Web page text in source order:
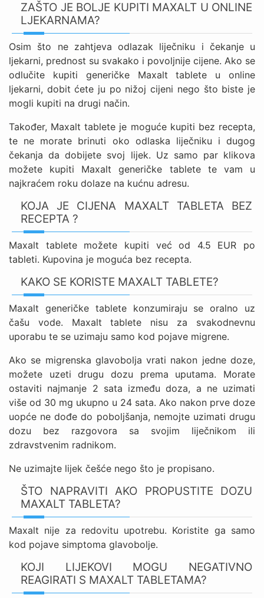
ZAŠTO JE BOLJE KUPITI MAXALT U ONLINE
LJEKARNAMA?
Osim što ne zahtjeva odlazak liječniku i čekanje u
ljekarni, prednost su svakako i povoljnije cijene. Ako se
odlučite kupiti generičke Maxalt tablete u online
ljekarni, dobit ćete ju po nižoj cijeni nego što biste je
mogli kupiti na drugi način.
Također, Maxalt tablete je moguće kupiti bez recepta,
te ne morate brinuti oko odlaska liječniku i dugog
čekanja da dobijete svoj lijek. Uz samo par klikova
možete kupiti Maxalt generičke tablete te vam u
najkraćem roku dolaze na kućnu adresu.
KOJA JE CIJENA MAXALT TABLETA BEZ
RECEPTA ?
Maxalt tablete možete kupiti već od 4.5 EUR po
tableti. Kupovina je moguća bez recepta.
KAKO SE KORISTE MAXALT TABLETE?
Maxalt generičke tablete konzumiraju se oralno uz
čašu vode. Maxalt tablete nisu za svakodnevnu
uporabu te se uzimaju samo kod pojave migrene.
Ako se migrenska glavobolja vrati nakon jedne doze,
možete uzeti drugu dozu prema uputama. Morate
ostaviti najmanje 2 sata između doza, a ne uzimati
više od 30 mg ukupno u 24 sata. Ako nakon prve doze
uopće ne dođe do poboljšanja, nemojte uzimati drugu
dozu bez razgovora sa svojim liječnikom ili
zdravstvenim radnikom.
Ne uzimajte lijek češće nego što je propisano.
ŠTO NAPRAVITI AKO PROPUSTITE DOZU
MAXALT TABLETA?
Maxalt nije za redovitu upotrebu. Koristite ga samo
kod pojave simptoma glavobolje.
KOJI LIJEKOVI MOGU NEGATIVNO
REAGIRATI S MAXALT TABLETAMA?